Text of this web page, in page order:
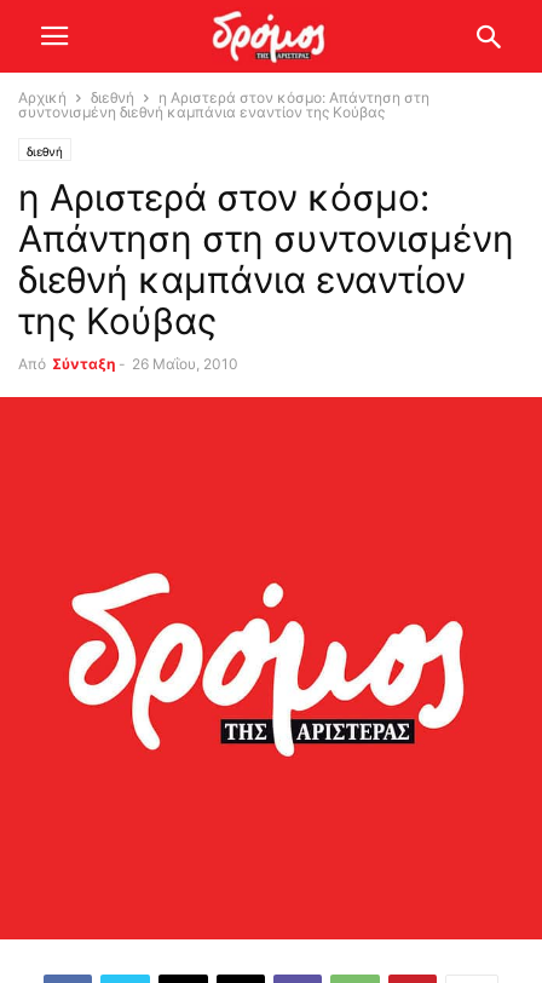
Αρχική διεθνή
η Αριστερά στον κόσμο: Απάντηση στη
συντονισμένη διεθνή καμπάνια εναντίον της Κούβας
διεθνή
η Αριστερά στον κόσμο:
Απάντηση στη συντονισμένη
διεθνή καμπάνια εναντίον
της Κούβας
Από Σύνταξη - 26 Μαΐου, 2010